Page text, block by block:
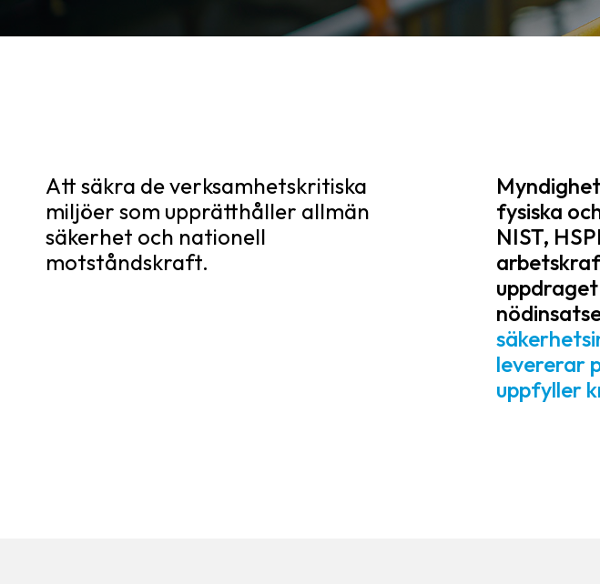
Att säkra de verksamhetskritiska
miljöer som upprätthåller allmän
säkerhet och nationell
motståndskraft.
fysiska
NIST,
levererar
uppfyller